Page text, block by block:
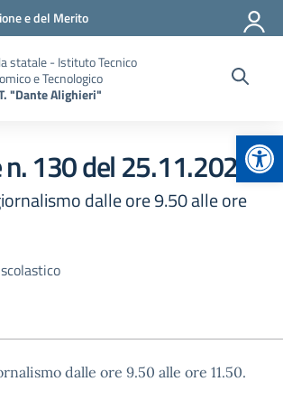
e del Merito
statale - Istituto Tecnico
e Tecnologico
"Dante Alighieri"
n. 130 del 25.11.2025
dalle ore 9.50 alle ore
dalle ore 9.50 alle ore 11.50.